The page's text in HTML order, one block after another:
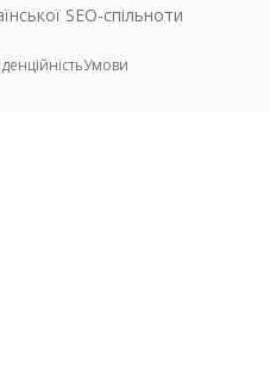
SEO-спільноти
Умови